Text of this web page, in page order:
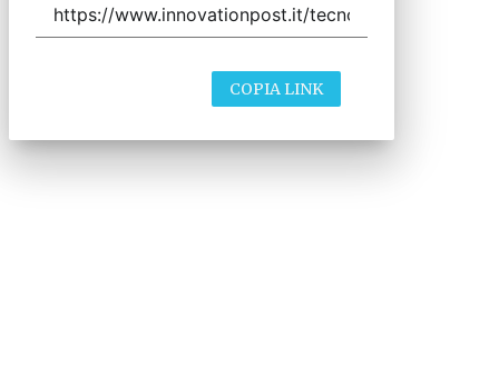
COPIA LINK